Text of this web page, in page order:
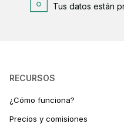
Tus datos están
RECURSOS
¿Cómo funciona?
Precios y comisiones